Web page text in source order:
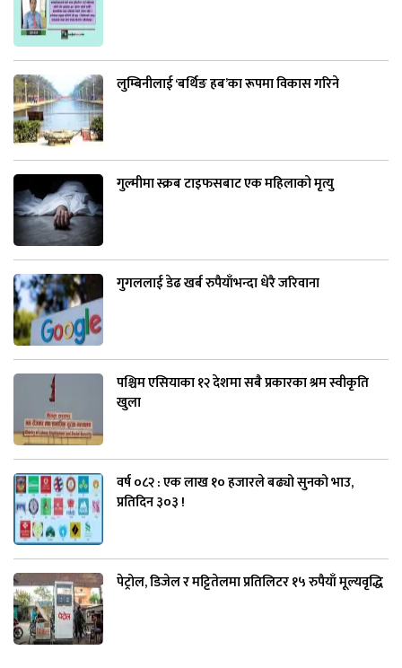
लुम्बिनीलाई ‘बर्थिङ हब’का रूपमा विकास गरिने
गुल्मीमा स्क्रब टाइफसबाट एक महिलाको मृत्यु
गुगललाई डेढ खर्ब रुपैयाँभन्दा धेरै जरिवाना
पश्चिम एसियाका १२ देशमा सबै प्रकारका श्रम स्वीकृति
खुला
वर्ष ०८२ : एक लाख १० हजारले बढ्यो सुनको भाउ,
प्रतिदिन ३०३ !
पेट्रोल, डिजेल र मट्टितेलमा प्रतिलिटर १५ रुपैयाँ मूल्यवृद्धि